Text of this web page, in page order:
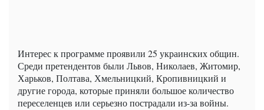
Интерес к программе проявили 25 украинских общин.
Среди претендентов были Львов, Николаев, Житомир,
Харьков, Полтава, Хмельницкий, Кропивницкий и
другие города, которые приняли большое количество
переселенцев или серьезно пострадали из-за войны.